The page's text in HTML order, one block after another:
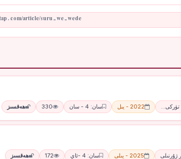
تۈركى… 2022 - يىل سان: 4 - سان 330 ھەقسىز
ژۇرنىلى 2025 - يىلى سان: 4 -ئاي 172 ھەقسىز